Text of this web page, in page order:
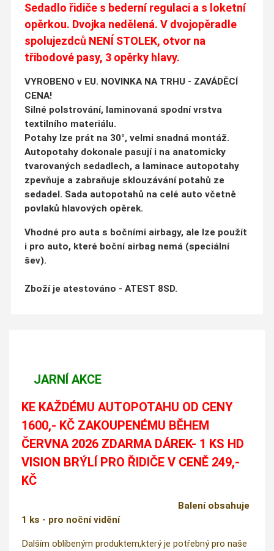
Sedadlo řidiče s bederní regulaci a s loketní
opěrkou. Dvojka nedělená. V dvojopěradle
spolujezdců NENÍ STOLEK, otvor na
třibodové pasy, 3 opěrky hlavy.
VYROBENO v EU. NOVINKA NA TRHU - ZAVÁDĚCÍ
CENA!
Silné polstrování, laminovaná spodní vrstva
textilního materiálu.
Potahy lze prát na 30°, velmi snadná montáž.
Autopotahy dokonale pasují i na anatomicky
tvarovaných sedadlech, a laminace autopotahy
zpevňuje a zabraňuje sklouzávání potahů ze
sedadel. Sada autopotahů na celé auto včetně
povlaků hlavových opěrek.
Vhodné pro auta s bočními airbagy, ale lze použít
i pro auto, které boční airbag nemá (speciální
šev).
Zboží je atestováno - ATEST 8SD.
JARNÍ AKCE
KE KAŽDÉMU AUTOPOTAHU OD CENY
1600,- KČ ZAKOUPENÉMU BĚHEM
ČERVNA 2026 ZDARMA DÁREK- 1 KS HD
VISION BRÝLÍ PRO ŘIDIČE V CENĚ 249,-
KČ
Balení obsahuje
1 ks - pro noční vidění
Dalším oblíbeným produktem,který je potřebný pro naše